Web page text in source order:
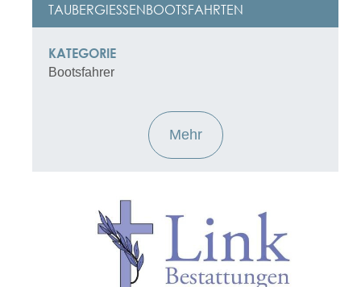
TAUBERGIESSENBOOTSFAHRTEN
KATEGORIE
Bootsfahrer
Mehr